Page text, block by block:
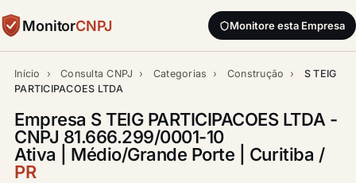
MonitorCNPJ Monitore esta Empresa
Início › Consulta CNPJ › Categorias › Construção ›
S TEIG
PARTICIPACOES LTDA
Empresa S TEIG PARTICIPACOES LTDA -
CNPJ 81.666.299/0001-10
Ativa | Médio/Grande Porte | Curitiba /
PR